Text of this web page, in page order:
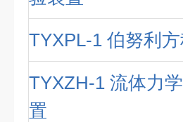
TYXPL-1 伯努利
TYXZH-1 流体力
置